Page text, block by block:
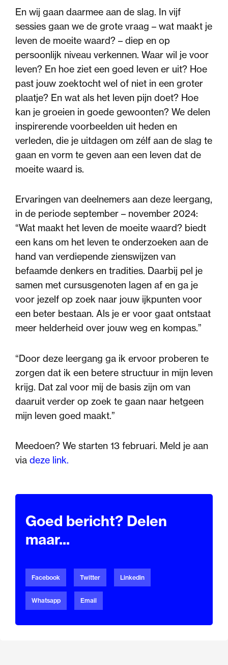
En wij gaan daarmee aan de slag. In vijf
sessies gaan we de grote vraag – wat maakt je
leven de moeite waard? – diep en op
persoonlijk niveau verkennen. Waar wil je voor
leven? En hoe ziet een goed leven er uit? Hoe
past jouw zoektocht wel of niet in een groter
plaatje? En wat als het leven pijn doet? Hoe
kan je groeien in goede gewoonten? We delen
inspirerende voorbeelden uit heden en
verleden, die je uitdagen om zélf aan de slag te
gaan en vorm te geven aan een leven dat de
moeite waard is.
Ervaringen van deelnemers aan deze leergang,
in de periode september – november 2024:
“Wat maakt het leven de moeite waard? biedt
een kans om het leven te onderzoeken aan de
hand van verdiepende zienswijzen van
befaamde denkers en tradities. Daarbij pel je
samen met cursusgenoten lagen af en ga je
voor jezelf op zoek naar jouw ijkpunten voor
een beter bestaan. Als je er voor gaat ontstaat
meer helderheid over jouw weg en kompas.”
“Door deze leergang ga ik ervoor proberen te
zorgen dat ik een betere structuur in mijn leven
krijg. Dat zal voor mij de basis zijn om van
daaruit verder op zoek te gaan naar hetgeen
mijn leven goed maakt.”
Meedoen? We starten 13 februari. Meld je aan
via deze link.
Goed bericht? Delen
maar...
Facebook Twitter Linkedin
Whatsapp Email